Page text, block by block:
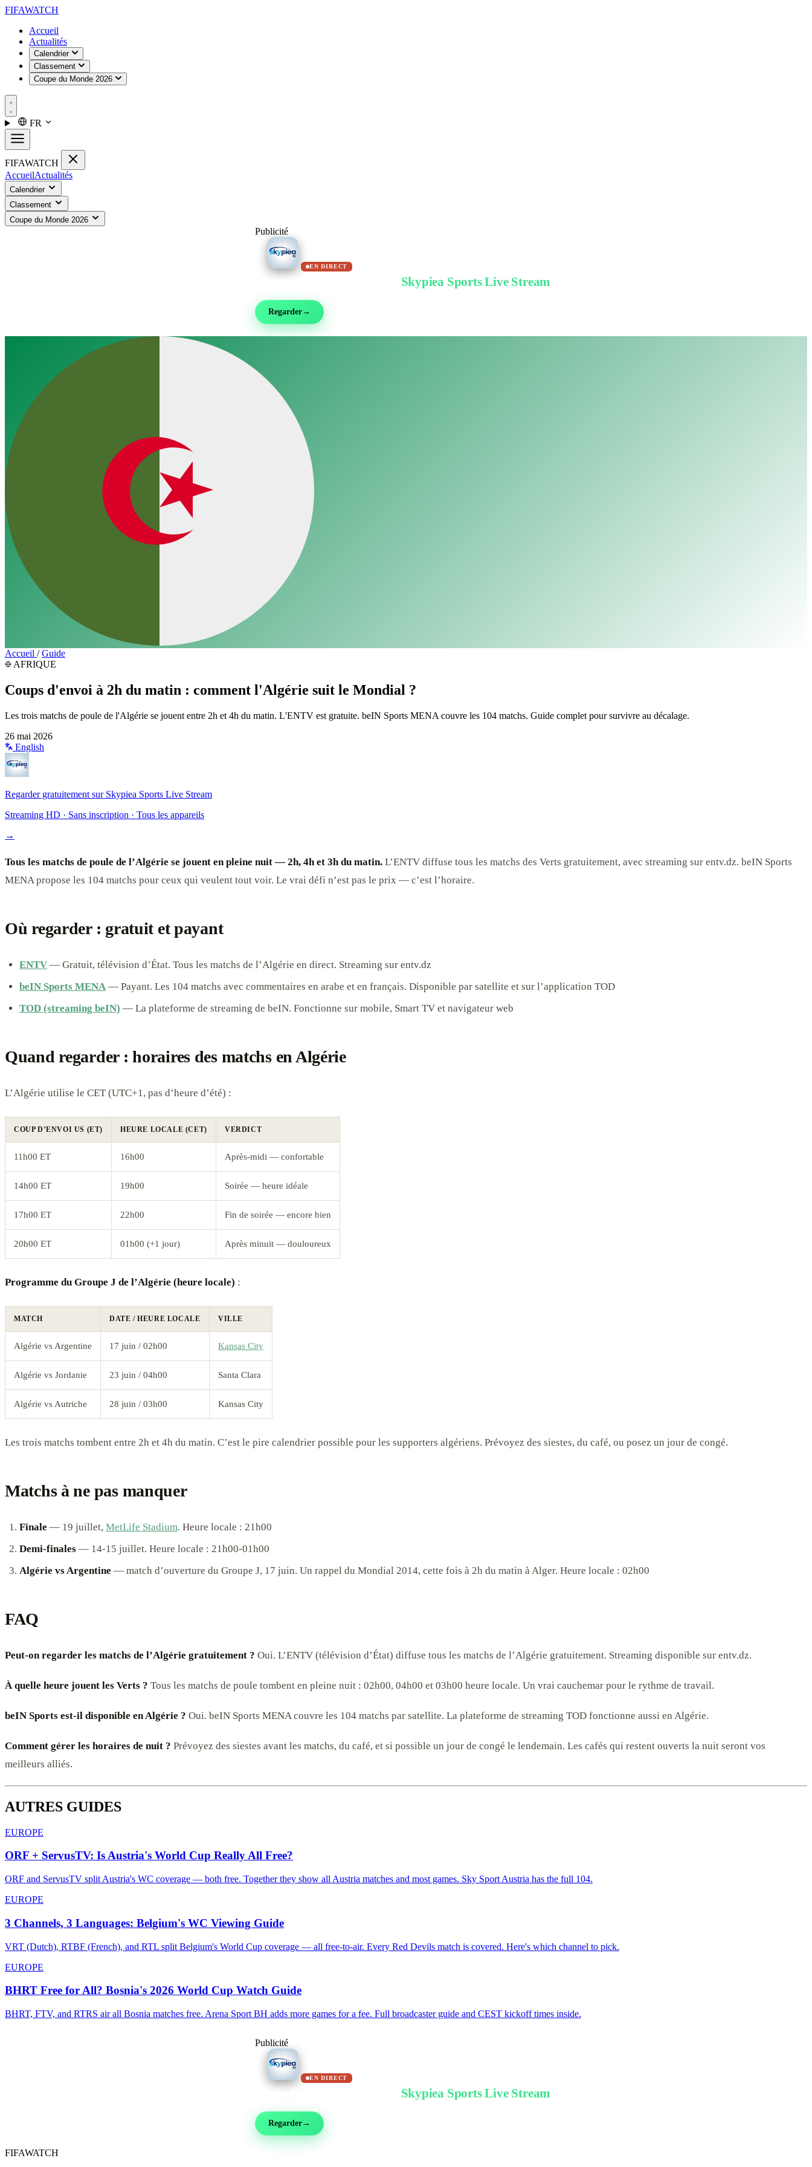
FIFAWATCH
Accueil
Actualités
Calendrier
Classement
Coupe du Monde 2026
FR
FIFAWATCH
AccueilActualités
Calendrier
Classement
Coupe du Monde 2026
Publicité
EN DIRECT
Skypiea Sports Live Stream
Regarder→
Accueil / Guide
AFRIQUE
Coups d'envoi à 2h du matin : comment l'Algérie suit le Mondial ?
Les trois matchs de poule de l'Algérie se jouent entre 2h et 4h du matin. L'ENTV est gratuite. beIN Sports MENA couvre les 104 matchs. Guide complet pour survivre au décalage.
26 mai 2026
English
Regarder gratuitement sur Skypiea Sports Live Stream
Streaming HD · Sans inscription · Tous les appareils
→
Tous les matchs de poule de l’Algérie se jouent en pleine nuit — 2h, 4h et 3h du matin. L’ENTV diffuse tous les matchs des Verts gratuitement, avec streaming sur entv.dz. beIN Sports
MENA propose les 104 matchs pour ceux qui veulent tout voir. Le vrai défi n’est pas le prix — c’est l’horaire.
Où regarder : gratuit et payant
ENTV — Gratuit, télévision d’État. Tous les matchs de l’Algérie en direct. Streaming sur entv.dz
beIN Sports MENA — Payant. Les 104 matchs avec commentaires en arabe et en français. Disponible par satellite et sur l’application TOD
TOD (streaming beIN) — La plateforme de streaming de beIN. Fonctionne sur mobile, Smart TV et navigateur web
Quand regarder : horaires des matchs en Algérie
L’Algérie utilise le CET (UTC+1, pas d’heure d’été) :
COUP D’ENVOI US (ET) HEURE LOCALE (CET) VERDICT
11h00 ET 16h00 Après-midi — confortable
14h00 ET 19h00 Soirée — heure idéale
17h00 ET 22h00 Fin de soirée — encore bien
20h00 ET 01h00 (+1 jour) Après minuit — douloureux
Programme du Groupe J de l’Algérie (heure locale) :
MATCH DATE / HEURE LOCALE VILLE
Algérie vs Argentine 17 juin / 02h00 Kansas City
Algérie vs Jordanie 23 juin / 04h00 Santa Clara
Algérie vs Autriche 28 juin / 03h00 Kansas City
Les trois matchs tombent entre 2h et 4h du matin. C’est le pire calendrier possible pour les supporters algériens. Prévoyez des siestes, du café, ou posez un jour de congé.
Matchs à ne pas manquer
Finale — 19 juillet, MetLife Stadium. Heure locale : 21h00
Demi-finales — 14-15 juillet. Heure locale : 21h00-01h00
Algérie vs Argentine — match d’ouverture du Groupe J, 17 juin. Un rappel du Mondial 2014, cette fois à 2h du matin à Alger. Heure locale : 02h00
FAQ
Peut-on regarder les matchs de l’Algérie gratuitement ? Oui. L’ENTV (télévision d’État) diffuse tous les matchs de l’Algérie gratuitement. Streaming disponible sur entv.dz.
À quelle heure jouent les Verts ? Tous les matchs de poule tombent en pleine nuit : 02h00, 04h00 et 03h00 heure locale. Un vrai cauchemar pour le rythme de travail.
beIN Sports est-il disponible en Algérie ? Oui. beIN Sports MENA couvre les 104 matchs par satellite. La plateforme de streaming TOD fonctionne aussi en Algérie.
Comment gérer les horaires de nuit ? Prévoyez des siestes avant les matchs, du café, et si possible un jour de congé le lendemain. Les cafés qui restent ouverts la nuit seront vos
meilleurs alliés.
AUTRES GUIDES
EUROPE
ORF + ServusTV: Is Austria's World Cup Really All Free?
ORF and ServusTV split Austria's WC coverage — both free. Together they show all Austria matches and most games. Sky Sport Austria has the full 104.
EUROPE
3 Channels, 3 Languages: Belgium's WC Viewing Guide
VRT (Dutch), RTBF (French), and RTL split Belgium's World Cup coverage — all free-to-air. Every Red Devils match is covered. Here's which channel to pick.
EUROPE
BHRT Free for All? Bosnia's 2026 World Cup Watch Guide
BHRT, FTV, and RTRS air all Bosnia matches free. Arena Sport BH adds more games for a fee. Full broadcaster guide and CEST kickoff times inside.
Publicité
EN DIRECT
Skypiea Sports Live Stream
Regarder→
FIFAWATCH